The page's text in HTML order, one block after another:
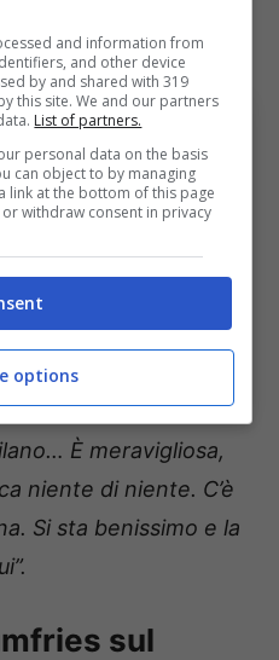
È meravigliosa,
niente di niente. C’è
Si sta benissimo e la
sul
and information from
and other device
by and shared with 319
this site. We and our partners
List of partners.
personal data on the basis
can object to by managing
link at the bottom of this page
withdraw consent in privacy
options